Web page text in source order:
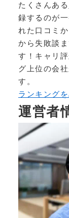
たくさんあ
録するのが
れた口コミ
から失敗談
す！ キャリ
グ上位の会
す。
ランキング
運営者